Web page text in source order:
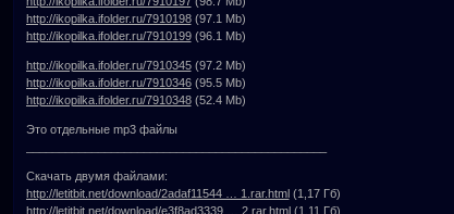
http://ikopilka.ifolder.ru/7910198(97.1 Mb)
http://ikopilka.ifolder.ru/7910199(96.1 Mb)
http://ikopilka.ifolder.ru/7910345(97.2 Mb)
http://ikopilka.ifolder.ru/7910346(95.5 Mb)
http://ikopilka.ifolder.ru/7910348(52.4 Mb)
Это отдельные mp3 файлы
Скачать двумя файлами:
http://letitbit.net/download/2adaf11544 … 1.rar.html(1,17 Гб)
http://letitbit.net/download/e3f8ad3339 … 2.rar.html(1,11 Гб)